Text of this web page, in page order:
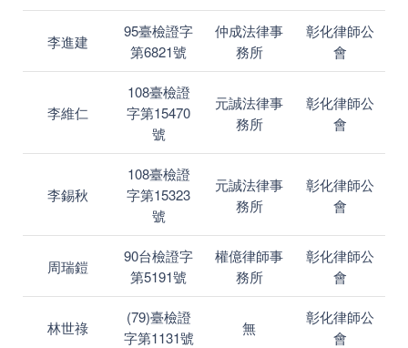
李進建
95臺檢證字
第6821號
仲成法律事
務所
彰化律師公
會
李維仁
108臺檢證
字第15470
號
元誠法律事
務所
彰化律師公
會
李錫秋
108臺檢證
字第15323
號
元誠法律事
務所
彰化律師公
會
周瑞鎧
90台檢證字
第5191號
權億律師事
務所
彰化律師公
會
林世祿
(79)臺檢證
字第1131號
無
彰化律師公
會